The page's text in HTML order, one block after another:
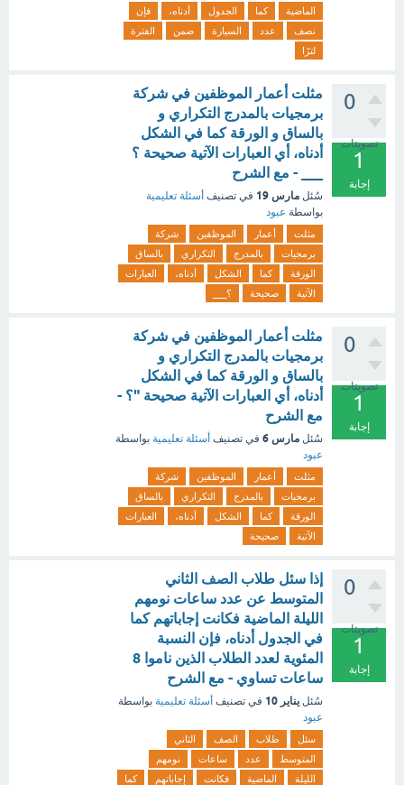
الماضية
كما الجدول أدناه،
فإن
نصف
عدد السيارة ضمن
الفترة
لترًا
0
تصويتات
1
إجابة
مثلت أعمار الموظفين في شركة
برمجيات بالمدرج التكراري و
بالساق و الورقة كما في الشكل
أدناه، أي العبارات الآتية صحيحة ؟
___ - مع الشرح
سُئل مارس 19 في تصنيف أسئلة تعليمية
بواسطة عبود
مثلت أعمار الموظفين
شركة
برمجيات
بالمدرج التكراري
بالساق
الورقة
كما الشكل أدناه،
العبارات
الآتية
صحيحة ؟___
0
تصويتات
1
إجابة
مثلت أعمار الموظفين في شركة
برمجيات بالمدرج التكراري و
بالساق و الورقة كما في الشكل
أدناه، أي العبارات الآتية صحيحة "؟ -
مع الشرح
سُئل مارس 6 في تصنيف أسئلة تعليمية بواسطة
عبود
مثلت أعمار الموظفين
شركة
برمجيات
بالمدرج التكراري
بالساق
الورقة
كما الشكل أدناه،
العبارات
الآتية
صحيحة
0
تصويتات
1
إجابة
إذا سئل طلاب الصف الثاني
المتوسط عن عدد ساعات نومهم
الليلة الماضية فكانت إجاباتهم كما
في الجدول أدناه، فإن النسبة
المئوية لعدد الطلاب الذين ناموا 8
ساعات تساوي - مع الشرح
سُئل يناير 10 في تصنيف أسئلة تعليمية بواسطة
عبود
سئل طلاب الصف
الثاني
المتوسط
عدد ساعات
نومهم
الليلة
الماضية فكانت إجاباتهم
كما